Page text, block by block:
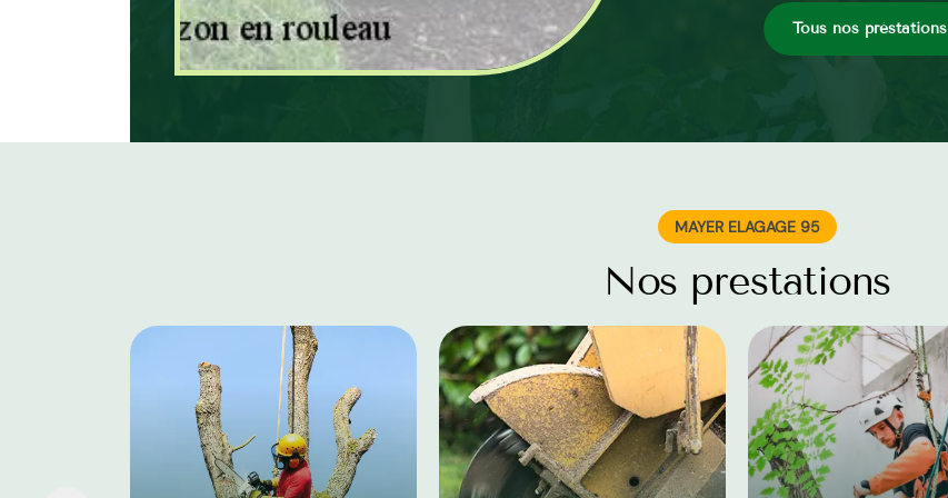
Tous nos préstations
MAYER ELAGAGE 95
Nos prestations